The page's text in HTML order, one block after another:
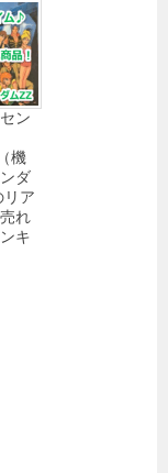
ン
機
ダ
ア
れ
キ